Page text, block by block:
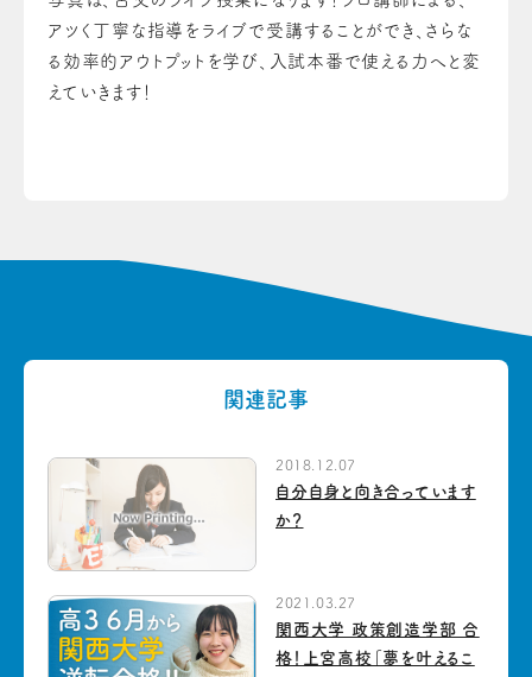
アツく丁寧な指導をライブで受講することができ、さらな
る効率的アウトプットを学び、入試本番で使える力へと変
えていきます！
関連記事
2018.12.07
自分自身と向き合っています
か？
2021.03.27
関西大学 政策創造学部 合
格！上宮高校「夢を叶えるこ